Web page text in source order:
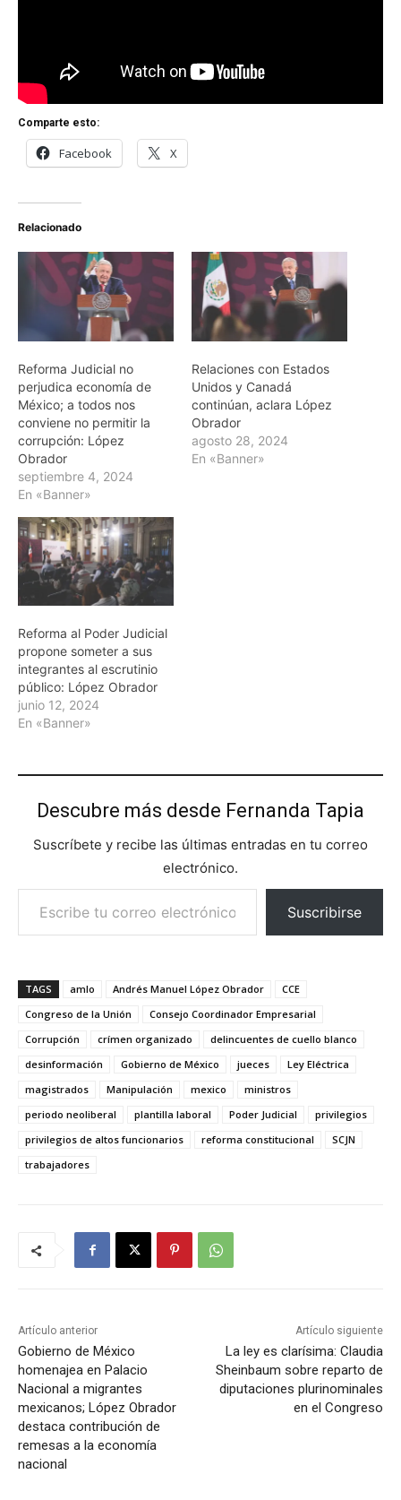
Comparte esto:
Facebook X
Relacionado
Reforma Judicial no
perjudica economía de
México; a todos nos
conviene no permitir la
corrupción: López
Obrador
septiembre 4, 2024
En «Banner»
Relaciones con Estados
Unidos y Canadá
continúan, aclara López
Obrador
agosto 28, 2024
En «Banner»
Reforma al Poder Judicial
propone someter a sus
integrantes al escrutinio
público: López Obrador
junio 12, 2024
En «Banner»
Descubre más desde Fernanda Tapia
Suscríbete y recibe las últimas entradas en tu correo
electrónico.
Escribe tu correo electrónico…
Suscribirse
TAGS amlo Andrés Manuel López Obrador
CCE
Congreso de la Unión
Consejo Coordinador Empresarial
Corrupción
crímen organizado
delincuentes de cuello blanco
desinformación
Gobierno de México jueces
Ley Eléctrica
magistrados
Manipulación mexico
ministros
periodo neoliberal
plantilla laboral Poder Judicial
privilegios
privilegios de altos funcionarios
reforma constitucional
SCJN
trabajadores
Artículo anterior
Gobierno de México
homenajea en Palacio
Nacional a migrantes
mexicanos; López Obrador
destaca contribución de
remesas a la economía
nacional
Artículo siguiente
La ley es clarísima: Claudia
Sheinbaum sobre reparto de
diputaciones plurinominales
en el Congreso